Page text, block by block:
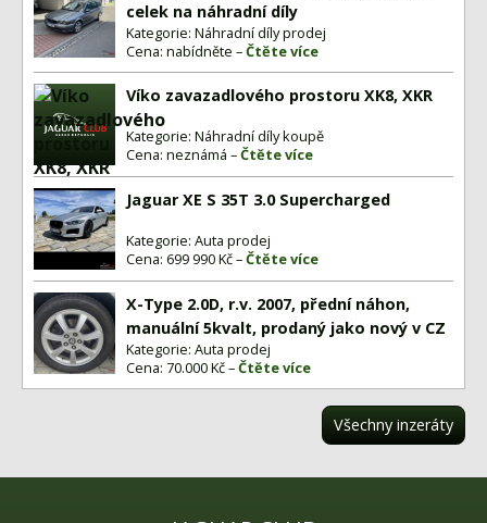
celek na náhradní díly
Kategorie: Náhradní díly prodej
Cena: nabídněte –Čtěte více
Víko zavazadlového prostoru XK8, XKR
Kategorie: Náhradní díly koupě
Cena: neznámá –Čtěte více
Jaguar XE S 35T 3.0 Supercharged
Kategorie: Auta prodej
Cena: 699 990 Kč –Čtěte více
X-Type 2.0D, r.v. 2007, přední náhon,
manuální 5kvalt, prodaný jako nový v CZ
Kategorie: Auta prodej
Cena: 70.000 Kč –Čtěte více
Všechny inzeráty